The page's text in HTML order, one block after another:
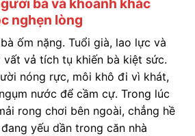
bà và khoảnh khắc
nghẹn lòng
ốm nặng. Tuổi già, lao lực và
vất vả tích tụ khiến bà kiệt sức.
nóng rực, môi khô đi vì khát,
nước để cầm cự. Trong lúc
rong chơi bên ngoài, chẳng hề
yếu dần trong căn nhà